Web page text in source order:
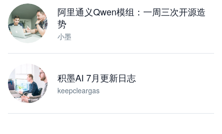
阿里通义Qwen模组：一周三次开源造
势
小墨
积墨AI 7月更新日志
keepcleargas